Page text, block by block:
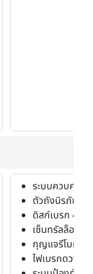
ระบบควบคุมก
ตัวถังนิรภัย
ดิสก์เบรก 4 ล้อ
เซ็นทรัลล็อค
กุญแจรีโมท
ไฟเบรกดวงที่ 3